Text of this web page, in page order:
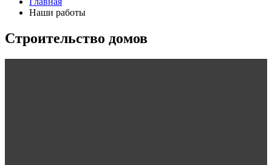
Наши работы
Строительство домов